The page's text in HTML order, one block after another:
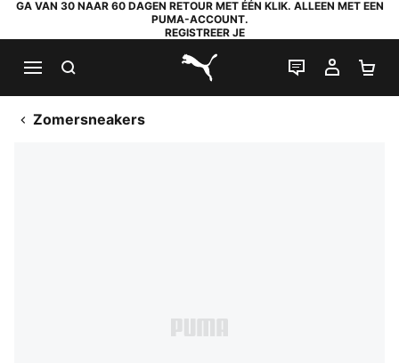
GA VAN 30 NAAR 60 DAGEN RETOUR MET ÉÉN KLIK. ALLEEN MET EEN
PUMA-ACCOUNT.
REGISTREER JE
PUMA.com
LIVE CHAT
MIJN
Zomersneakers